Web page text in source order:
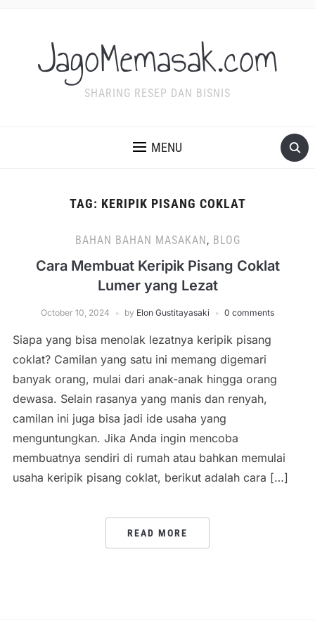
JagoMemasak.com
SHARING RESEP DAN BISNIS
MENU
TAG: KERIPIK PISANG COKLAT
BAHAN BAHAN MASAKAN, BLOG
Cara Membuat Keripik Pisang Coklat
Lumer yang Lezat
October 10, 2024 by Elon Gustitayasaki 0 comments
Siapa yang bisa menolak lezatnya keripik pisang
coklat? Camilan yang satu ini memang digemari
banyak orang, mulai dari anak-anak hingga orang
dewasa. Selain rasanya yang manis dan renyah,
camilan ini juga bisa jadi ide usaha yang
menguntungkan. Jika Anda ingin mencoba
membuatnya sendiri di rumah atau bahkan memulai
usaha keripik pisang coklat, berikut adalah cara […]
READ MORE